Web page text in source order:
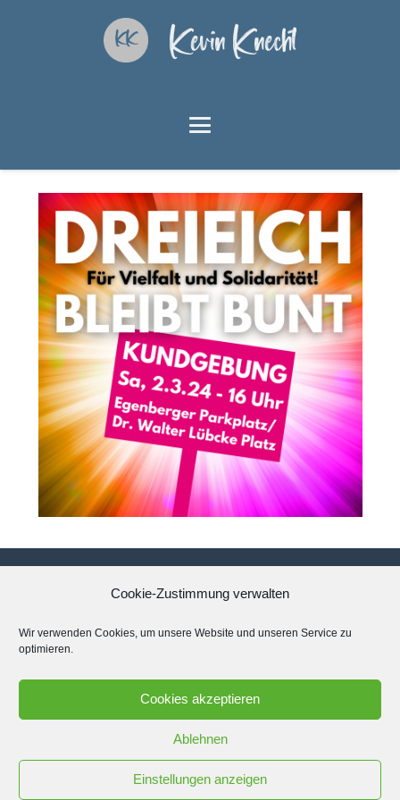
Cookie-Zustimmung verwalten
Wir verwenden Cookies, um unsere Website und unseren Service zu
optimieren.
Cookies akzeptieren
Ablehnen
Einstellungen anzeigen
Kevin Knecht
Datenschutzerklärung
Cookie-Richtlinie (EU)